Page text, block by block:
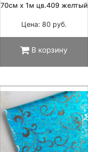
70см х 1м цв.409 желтый
Цена: 80 руб.
В корзину